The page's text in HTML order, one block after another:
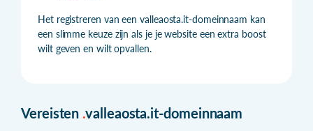
Het registreren van een valleaosta.it-domeinnaam kan
een slimme keuze zijn als je je website een extra boost
wilt geven en wilt opvallen.
Vereisten .valleaosta.it-domeinnaam